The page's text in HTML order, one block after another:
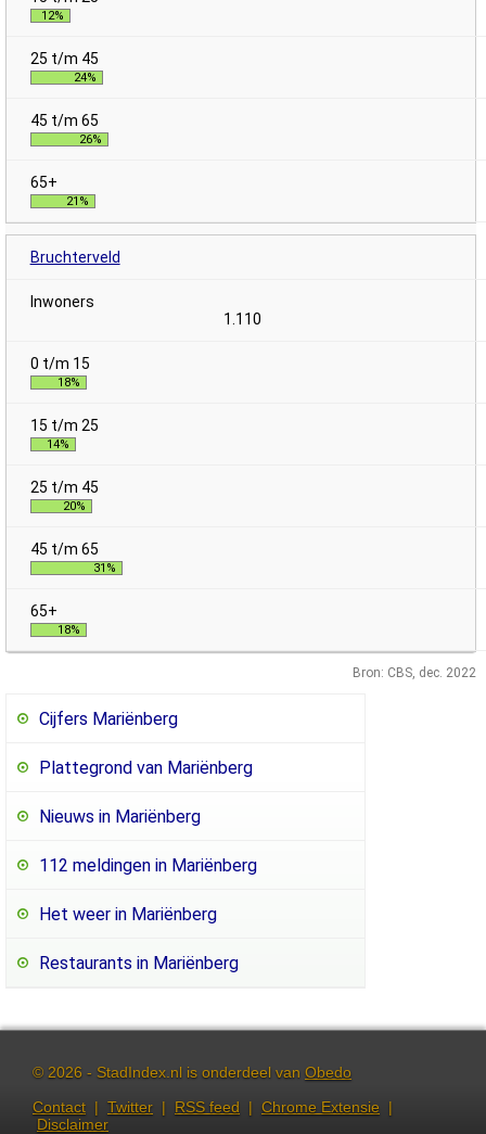
12%
24%
26%
21%
Bruchterveld
1.110
18%
14%
20%
31%
18%
Bron: CBS, dec. 2022
Cijfers Mariënberg
Plattegrond van Mariënberg
Nieuws in Mariënberg
112 meldingen in Mariënberg
Het weer in Mariënberg
Restaurants in Mariënberg
© 2026 - StadIndex.nl is onderdeel van Obedo
Contact | Twitter | RSS feed | Chrome Extensie |
Disclaimer